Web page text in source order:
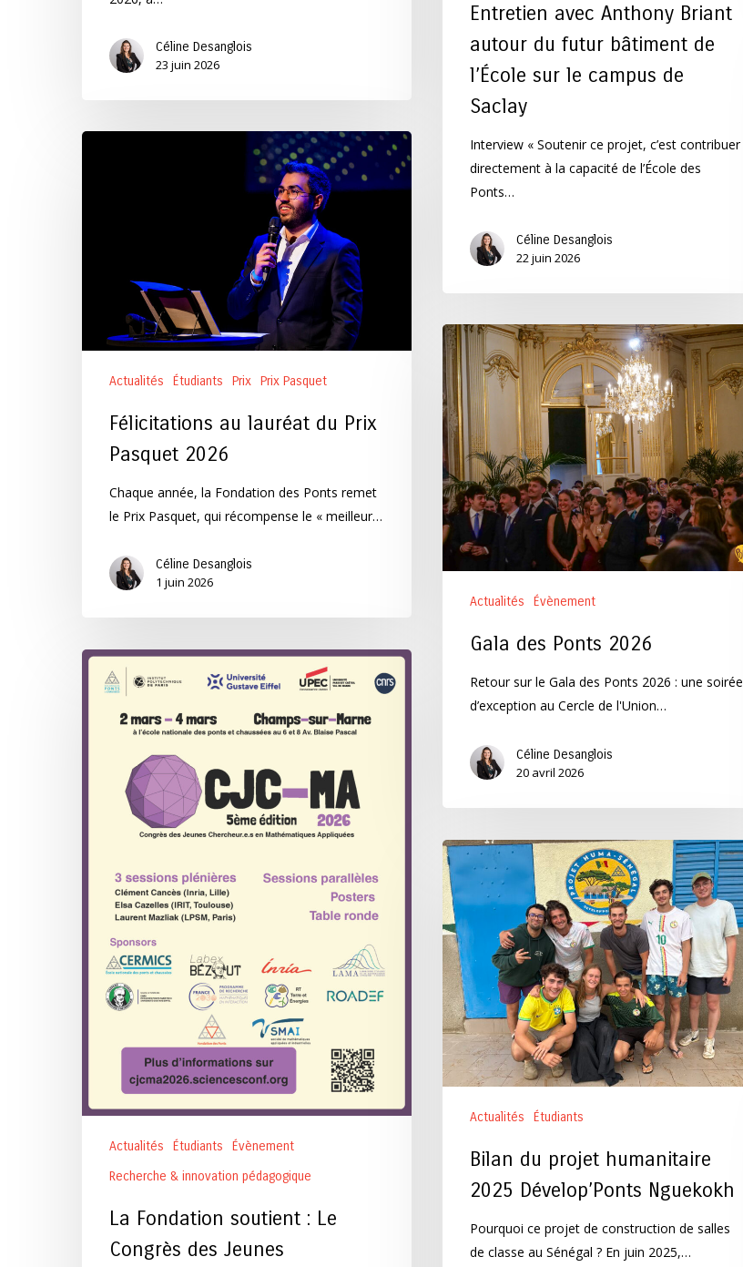
Céline Desanglois
23 juin 2026
Entretien avec Anthony Briant
autour du futur bâtiment de
l’École sur le campus de
Saclay
Interview « Soutenir ce projet, c’est contribuer
directement à la capacité de l’École des
Ponts…
Céline Desanglois
22 juin 2026
Actualités Étudiants Prix Prix Pasquet
Félicitations au lauréat du Prix
Pasquet 2026
Chaque année, la Fondation des Ponts remet
le Prix Pasquet, qui récompense le « meilleur…
Céline Desanglois
1 juin 2026
Gala
des
Ponts
2026
Actualités Évènement
Gala des Ponts 2026
Retour sur le Gala des Ponts 2026 : une soirée
d’exception au Cercle de l'Union…
Céline Desanglois
20 avril 2026
La
Fondation
Congrès
Mathématiques
Appliquées
Actualités Étudiants
Évènement
Recherche & innovation pédagogique
La Fondation soutient : Le
Congrès des Jeunes
Bilan
du
projet
humanitaire
2025
Dévelop’Ponts
Nguekokh
Actualités Étudiants
Bilan du projet humanitaire
2025 Dévelop’Ponts Nguekokh
Pourquoi ce projet de construction de salles
de classe au Sénégal ? En juin 2025,…